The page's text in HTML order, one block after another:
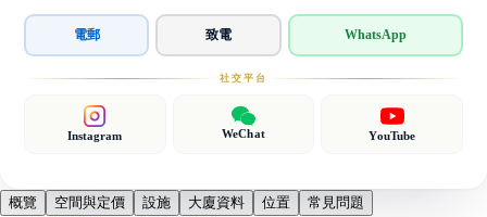
電郵 致電 WhatsApp
社交平台
Instagram WeChat YouTube
概覽 空間與定價 設施 大廈資料 位置 常見問題